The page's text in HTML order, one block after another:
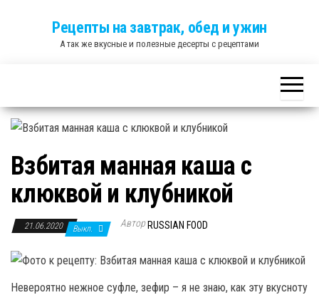
Рецепты на завтрак, обед и ужин
А так же вкусные и полезные десерты с рецептами
Взбитая манная каша с
клюквой и клубникой
21.06.2020 Выкл. Автор RUSSIAN FOOD
Невероятно нежное суфле, зефир – я не знаю, как эту вкусноту